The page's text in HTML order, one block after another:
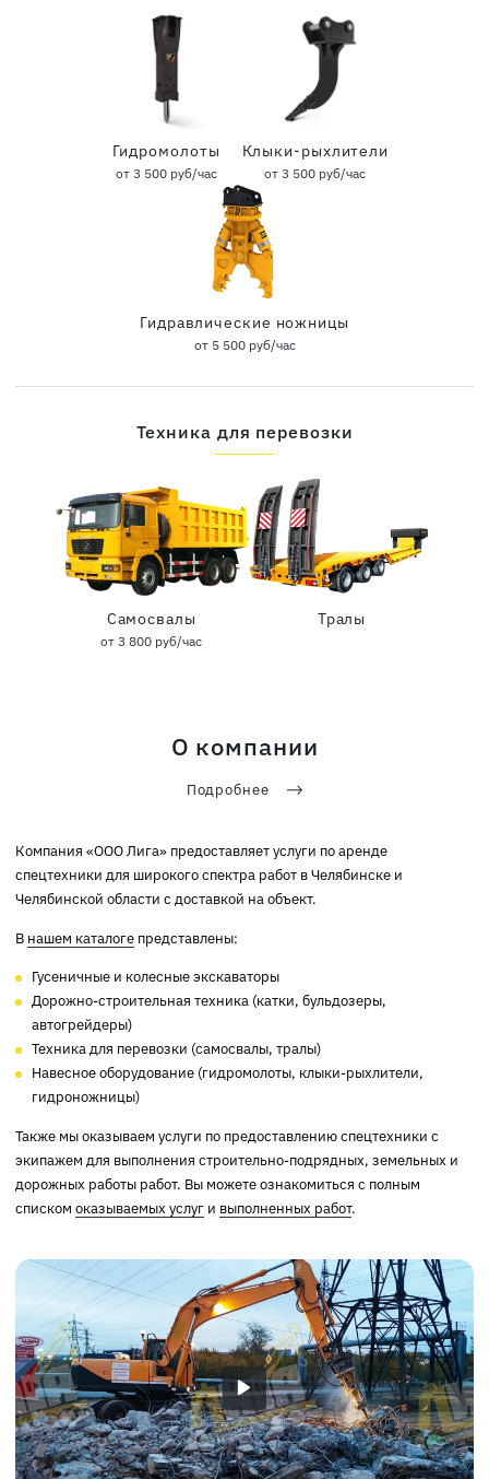
Гидромолоты
от 3 500 руб/час
Клыки-рыхлители
от 3 500 руб/час
Гидравлические ножницы
от 5 500 руб/час
Техника для перевозки
Самосвалы
от 3 800 руб/час
Тралы
О компании
Подробнее
Компания «ООО Лига» предоставляет услуги по аренде
спецтехники для широкого спектра работ в Челябинске и
Челябинской области с доставкой на объект.
В нашем каталоге представлены:
Гусеничные и колесные экскаваторы
Дорожно-строительная техника (катки, бульдозеры,
автогрейдеры)
Техника для перевозки (самосвалы, тралы)
Навесное оборудование (гидромолоты, клыки-рыхлители,
гидроножницы)
Также мы оказываем услуги по предоставлению спецтехники с
экипажем для выполнения строительно-подрядных, земельных и
дорожных работы работ. Вы можете ознакомиться с полным
спискомоказываемых услуг и выполненных работ.